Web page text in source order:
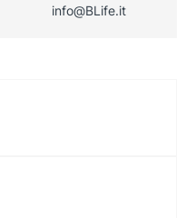
info@BLife.it